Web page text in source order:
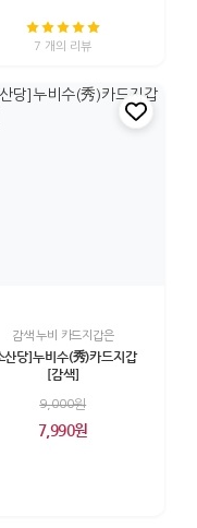
7 개의 리뷰
감색 누비 카드지갑은
산당]누비수(秀)카드지갑
[감색]
9,000원
7,990원